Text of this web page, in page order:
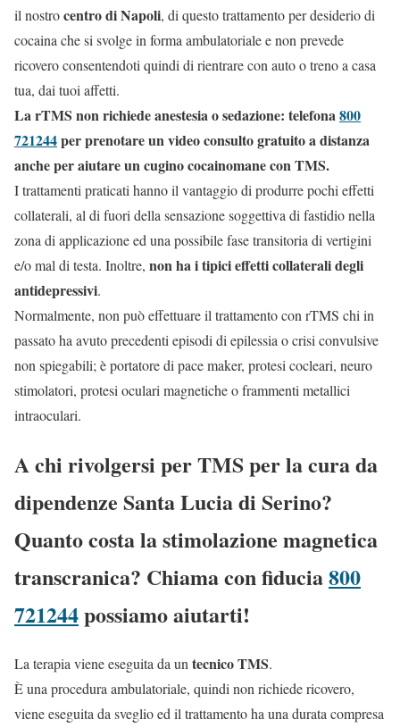
il nostrocentro di Napoli, di questo trattamento per desiderio di
cocaina che si svolge in forma ambulatoriale e non prevede
ricovero consentendoti quindi di rientrare con auto o treno a casa
tua, dai tuoi affetti.
La rTMS non richiede anestesia o sedazione: telefona800
721244per prenotare un video consulto gratuito a distanza
anche per aiutare un cugino cocainomane con TMS.
I trattamenti praticati hanno il vantaggio di produrre pochi effetti
collaterali, al di fuori della sensazione soggettiva di fastidio nella
zona di applicazione ed una possibile fase transitoria di vertigini
e/o mal di testa. Inoltre, non ha i tipici effetti collaterali degli
antidepressivi.
Normalmente, non può effettuare il trattamento con rTMS chi in
passato ha avuto precedenti episodi di epilessia o crisi convulsive
non spiegabili; è portatore di pace maker, protesi cocleari, neuro
stimolatori, protesi oculari magnetiche o frammenti metallici
intraoculari.
A chi rivolgersi per TMS per la cura da
dipendenze Santa Lucia di Serino?
Quanto costa la stimolazione magnetica
transcranica? Chiama con fiducia800
721244possiamo aiutarti!
La terapia viene eseguita da un tecnico TMS.
È una procedura ambulatoriale, quindi non richiede ricovero,
viene eseguita da sveglio ed il trattamento ha una durata compresa